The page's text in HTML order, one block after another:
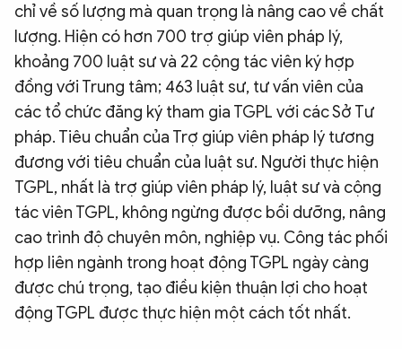
chỉ về số lượng mà quan trọng là nâng cao về chất
lượng. Hiện có hơn 700 trợ giúp viên pháp lý,
khoảng 700 luật sư và 22 cộng tác viên ký hợp
đồng với Trung tâm; 463 luật sư, tư vấn viên của
các tổ chức đăng ký tham gia TGPL với các Sở Tư
pháp. Tiêu chuẩn của Trợ giúp viên pháp lý tương
đương với tiêu chuẩn của luật sư. Người thực hiện
TGPL, nhất là trợ giúp viên pháp lý, luật sư và cộng
tác viên TGPL, không ngừng được bồi dưỡng, nâng
cao trình độ chuyên môn, nghiệp vụ. Công tác phối
hợp liên ngành trong hoạt động TGPL ngày càng
được chú trọng, tạo điều kiện thuận lợi cho hoạt
động TGPL được thực hiện một cách tốt nhất.